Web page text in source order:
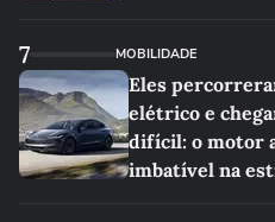
7 MOBILIDADE
Eles
elétrico e
difícil: o motor
imbatível na